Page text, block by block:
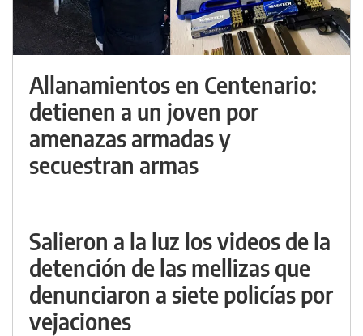
Allanamientos en Centenario:
detienen a un joven por
amenazas armadas y
secuestran armas
Salieron a la luz los videos de la
detención de las mellizas que
denunciaron a siete policías por
vejaciones